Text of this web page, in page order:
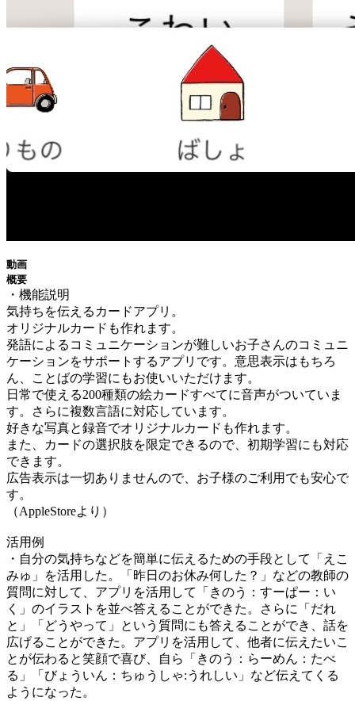
動画
概要
・機能説明
気持ちを伝えるカードアプリ。
オリジナルカードも作れます。
発語によるコミュニケーションが難しいお子さんのコミュニ
ケーションをサポートするアプリです。意思表示はもちろ
ん、ことばの学習にもお使いいただけます。
日常で使える200種類の絵カードすべてに音声がついていま
す。さらに複数言語に対応しています。
好きな写真と録音でオリジナルカードも作れます。
また、カードの選択肢を限定できるので、初期学習にも対応
できます。
広告表示は一切ありませんので、お子様のご利用でも安心で
す。
（AppleStoreより）
活用例
・自分の気持ちなどを簡単に伝えるための手段として「えこ
みゅ」を活用した。「昨日のお休み何した？」などの教師の
質問に対して、アプリを活用して「きのう：すーぱー：い
く」のイラストを並べ答えることができた。さらに「だれ
と」「どうやって」という質問にも答えることができ、話を
広げることができた。アプリを活用して、他者に伝えたいこ
とが伝わると笑顔で喜び、自ら「きのう：らーめん：たべ
る」「びょういん：ちゅうしゃ:うれしい」など伝えてくる
ようになった。